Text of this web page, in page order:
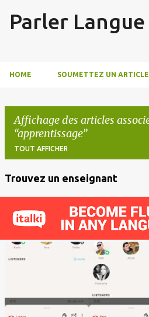
Parler Langue
HOME SOUMETTEZ UN ARTICLE
Affichage des articles
apprentissage
TOUT AFFICHER
i
s
Trouvez un enseignant